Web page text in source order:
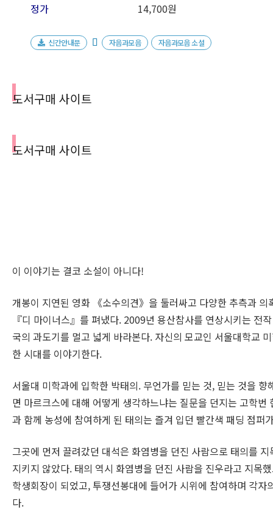
정가
14,700원
신간안내문 자음과모음 자음과모음 소설
도서구매 사이트
도서구매 사이트
이 이야기는 결코 소설이 아니다!
개봉이 지연된 영화 《소수의견》을 둘러싸고 다양한 추측과
『디 마이너스』를 펴냈다. 2009년 용산참사를 연상시키는
국의 과도기를 멀고 넓게 바라본다. 자신의 모교인 서울대학교
한 시대를 이야기한다.
서울대 미학과에 입학한 박태의. 무언가를 믿는 것, 믿는 것을
면 마르크스에 대해 어떻게 생각하느냐는 질문을 던지는 고학
과 함께 농성에 참여하게 된 태의는 즐겨 입던 빨간색 패딩 점퍼
그곳에 먼저 끌려갔던 대석은 화염병을 던진 사람으로 태의를
지키지 않았다. 태의 역시 화염병을 던진 사람을 진우라고 지목
학생회장이 되었고, 투쟁선봉대에 들어가 시위에 참여하며 각
다.